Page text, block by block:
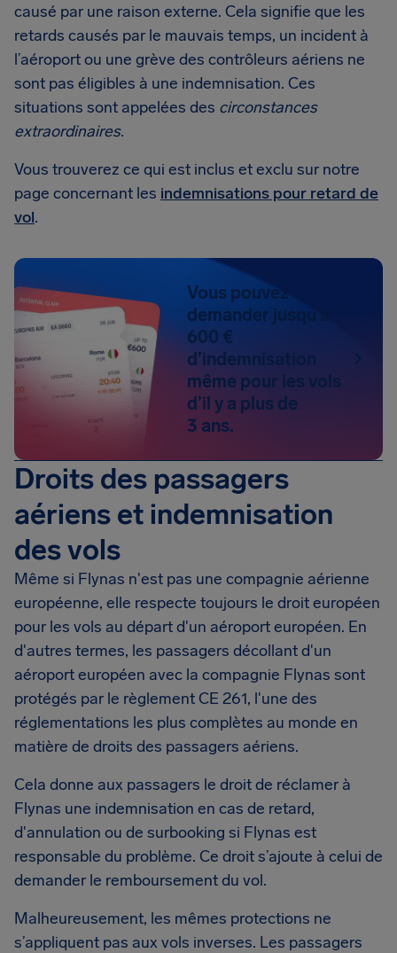
causé par une raison externe. Cela signifie que les
retards causés par le mauvais temps, un incident à
l’aéroport ou une grève des contrôleurs aériens ne
sont pas éligibles à une indemnisation. Ces
situations sont appelées des circonstances
extraordinaires.
Vous trouverez ce qui est inclus et exclu sur notre
page concernant les indemnisations pour retard de
vol.
Vous pouvez
demander jusqu’à
600 €
d’indemnisation
même pour les vols
d’il y a plus de
3 ans.
Droits des passagers
aériens et indemnisation
des vols
Même si Flynas n'est pas une compagnie aérienne
européenne, elle respecte toujours le droit européen
pour les vols au départ d'un aéroport européen. En
d'autres termes, les passagers décollant d'un
aéroport européen avec la compagnie Flynas sont
protégés par le règlement CE 261, l'une des
réglementations les plus complètes au monde en
matière de droits des passagers aériens.
Cela donne aux passagers le droit de réclamer à
Flynas une indemnisation en cas de retard,
d'annulation ou de surbooking si Flynas est
responsable du problème. Ce droit s’ajoute à celui de
demander le remboursement du vol.
Malheureusement, les mêmes protections ne
s’appliquent pas aux vols inverses. Les passagers